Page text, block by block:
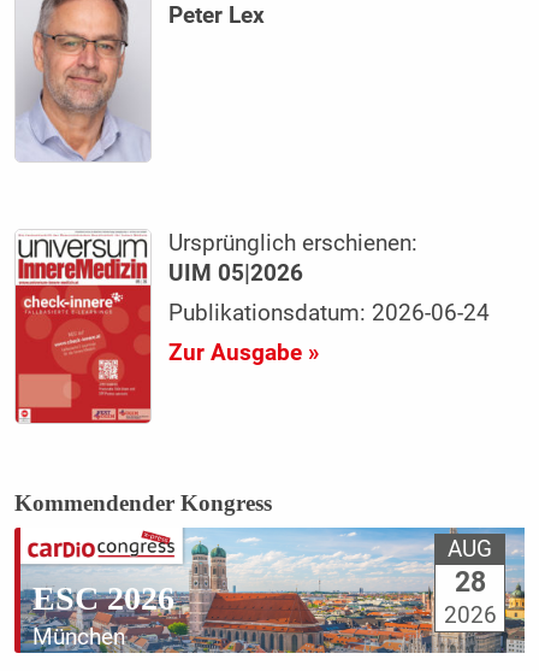
Peter Lex
Ursprünglich erschienen:
UIM 05|2026
Publikationsdatum: 2026-06-24
Zur Ausgabe »
Kommendender Kongress
ESC 2026
München
AUG
28
2026